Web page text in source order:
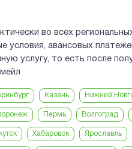
во всех
авансовых
услугу, то есть после
Казань Нижний
Пермь Волгоград
Хабаровск Ярославль